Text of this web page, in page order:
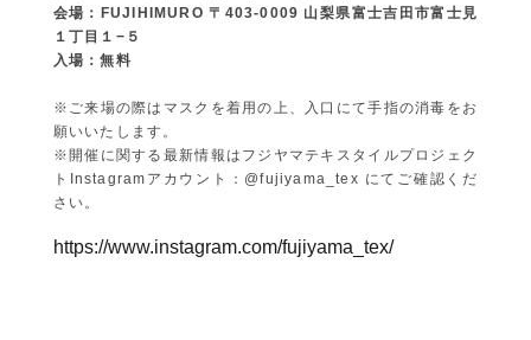
会場：FUJIHIMURO 〒403-0009 山梨県富士吉田市富士見
１丁目１−５
入場：無料
※ご来場の際はマスクを着用の上、
入口にて手指の消毒をお
願いいたします。
※ 開催に関する最新情報はフジヤマテキスタイルプロジェク
トInstagramアカウント：@fujiyama_tex にてご確認くだ
さい。
https://www.instagram.com/fujiyama_tex/